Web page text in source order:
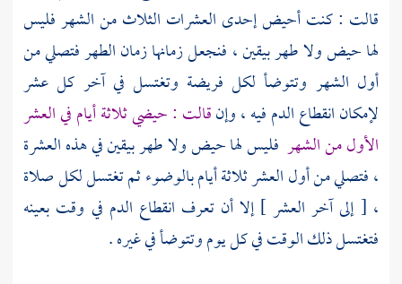
قالت : كنت أحيض إحدى العشرات الثلاث من الشهر فليس
لها حيض ولا طهر بيقين ، فنجعل زمانها زمان الطهر فتصلي من
أول الشهر وتتوضأ لكل فريضة وتغتسل في آخر كل عشر
لإمكان انقطاع الدم فيه ، وإنقالت : حيضي ثلاثة أيام في العشر
الأول من الشهر فليس لها حيض ولا طهر بيقين في هذه العشرة
، فتصلي من أول العشر ثلاثة أيام بالوضوء ثم تغتسل لكل صلاة
، [ إلى آخر العشر ] إلا أن تعرف انقطاع الدم في وقت بعينه
فتغتسل ذلك الوقت في كل يوم وتتوضأ في غيره .